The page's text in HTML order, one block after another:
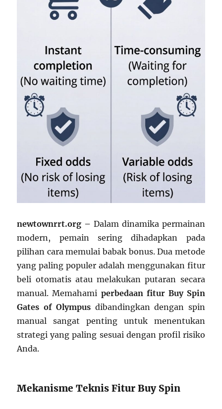
newtownrrt.org – Dalam dinamika permainan
modern, pemain sering dihadapkan pada
pilihan cara memulai babak bonus. Dua metode
yang paling populer adalah menggunakan fitur
beli otomatis atau melakukan putaran secara
manual. Memahami perbedaan fitur Buy Spin
Gates of Olympus dibandingkan dengan spin
manual sangat penting untuk menentukan
strategi yang paling sesuai dengan profil risiko
Anda.
Mekanisme Teknis Fitur Buy Spin